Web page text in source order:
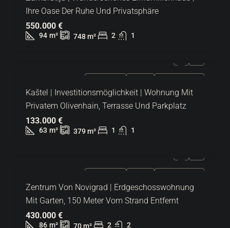
Ihre Oase Der Ruhe Und Privatsphäre
550.000 €
94 m² 748m² 2 1
Kaštel | Investitionsmöglichkeit | Wohnung Mit
Privatem Olivenhain, Terrasse Und Parkplatz
133.000 €
63 m² 379m² 1 1
Zentrum Von Novigrad | Erdgeschosswohnung
Mit Garten, 150 Meter Vom Strand Entfernt
430.000 €
86 m² 70m² 2 2